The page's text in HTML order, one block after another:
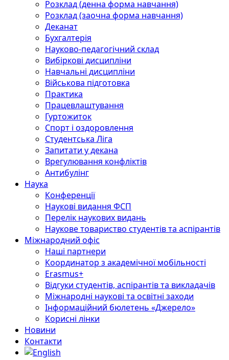
Розклад (денна форма навчання)
Розклад (заочна форма навчання)
Деканат
Бухгалтерія
Науково-педагогічний склад
Вибіркові дисципліни
Навчальні дисципліни
Військова підготовка
Практика
Працевлаштування
Гуртожиток
Спорт і оздоровлення
Студентська Ліга
Запитати у декана
Врегулювання конфліктів
Антибулінг
Наука
Конференції
Наукові видання ФСП
Перелік наукових видань
Наукове товариство студентів та аспірантів
Міжнародний офіс
Наші партнери
Координатор з академічної мобільності
Erasmus+
Відгуки студентів, аспірантів та викладачів
Міжнародні наукові та освітні заходи
Інформаційний бюлетень «Джерело»
Корисні лінки
Новини
Контакти